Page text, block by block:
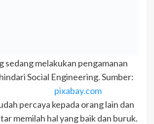
sedang melakukan pengamanan
Social Engineering. Sumber:
pixabay.com
percaya kepada orang lain dan
memilah hal yang baik dan buruk.